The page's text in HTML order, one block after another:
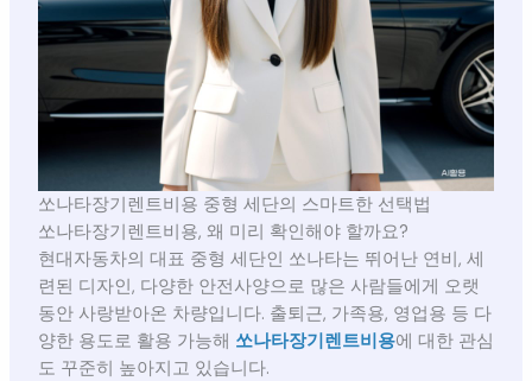
쏘나타장기렌트비용 중형 세단의 스마트한 선택법
쏘나타장기렌트비용, 왜 미리 확인해야 할까요?
현대자동차의 대표 중형 세단인 쏘나타는 뛰어난 연비, 세
련된 디자인, 다양한 안전사양으로 많은 사람들에게 오랫
동안 사랑받아온 차량입니다. 출퇴근, 가족용, 영업용 등 다
양한 용도로 활용 가능해 쏘나타장기렌트비용에 대한 관심
도 꾸준히 높아지고 있습니다.